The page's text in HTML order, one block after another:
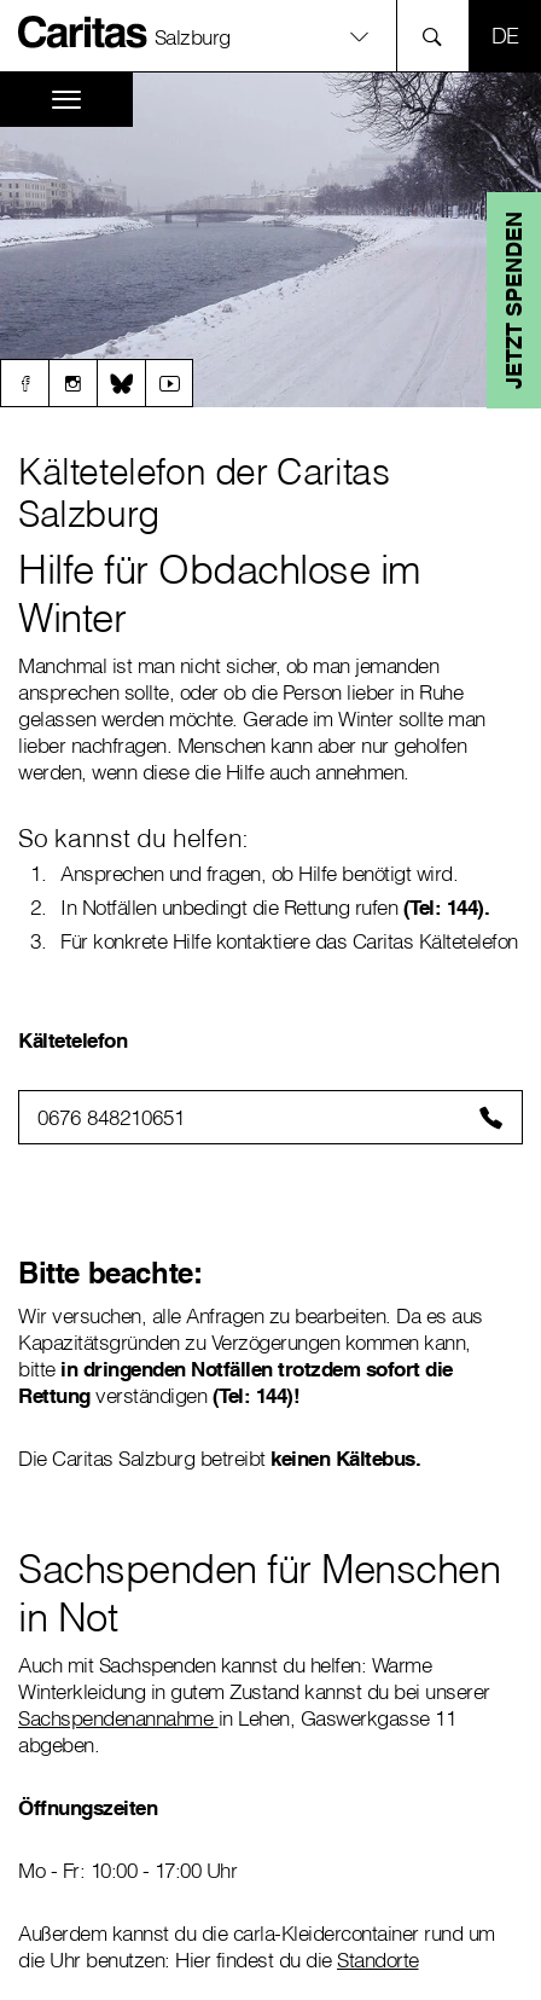
Salzburg
JETZT SPENDEN
Kältetelefon der Caritas
Salzburg
Hilfe für Obdachlose im
Winter
Manchmal ist man nicht sicher, ob man jemanden
ansprechen sollte, oder ob die Person lieber in Ruhe
gelassen werden möchte. Gerade im Winter sollte man
lieber nachfragen. Menschen kann aber nur geholfen
werden, wenn diese die Hilfe auch annehmen.
So kannst du helfen:
Ansprechen und fragen, ob Hilfe benötigt wird.
In Notfällen unbedingt die Rettung rufen(Tel: 144).
Für konkrete Hilfe kontaktiere das Caritas Kältetelefon
Kältetelefon
0676 848210651
Bitte beachte:
Wir versuchen, alle Anfragen zu bearbeiten. Da es aus
Kapazitätsgründen zu Verzögerungen kommen kann,
bitte in dringenden Notfällen trotzdem sofort die
Rettungverständigen(Tel: 144)!
Die Caritas Salzburg betreibt keinen Kältebus.
Sachspenden für Menschen
in Not
Auch mit Sachspenden kannst du helfen: Warme
Winterkleidung in gutem Zustand kannst du bei unserer
Sachspendenannahme in Lehen, Gaswerkgasse 11
abgeben.
Öffnungszeiten
Mo - Fr: 10:00 - 17:00 Uhr
Außerdem kannst du die carla-Kleidercontainer rund um
die Uhr benutzen: Hier findest du dieStandorte